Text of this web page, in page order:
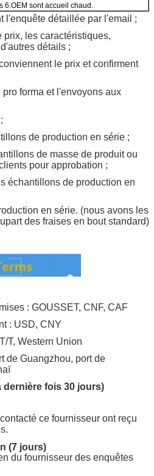
6.OEM sont accueil chaud.
l'enquête détaillée par l'email ;
prix, les caractéristiques,
détails ;
le prix et confirment
forma et l'envoyons aux
de production en série ;
de masse de produit ou
pour approbation ;
échantillons de production en
en série. (nous avons les
des fraises en bout standard)
: GOUSSET, CNF, CAF
: USD, CNY
T, Western Union
de Guangzhou, port de
dernière fois 30 jours)
ce fournisseur ont reçu
(7 jours)
du fournisseur des enquêtes